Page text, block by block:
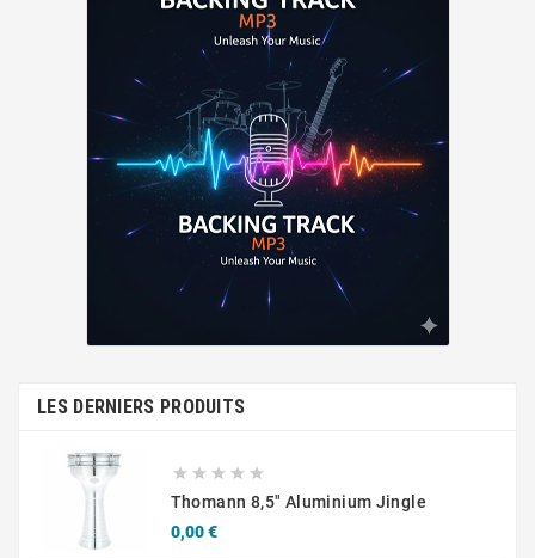
LES DERNIERS PRODUITS
    
Thomann 8,5" Aluminium Jingle
0,00 €Prix